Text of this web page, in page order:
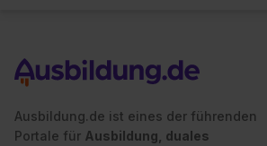
Ausbildung.de ist eines der führenden
Portale für Ausbildung, duales